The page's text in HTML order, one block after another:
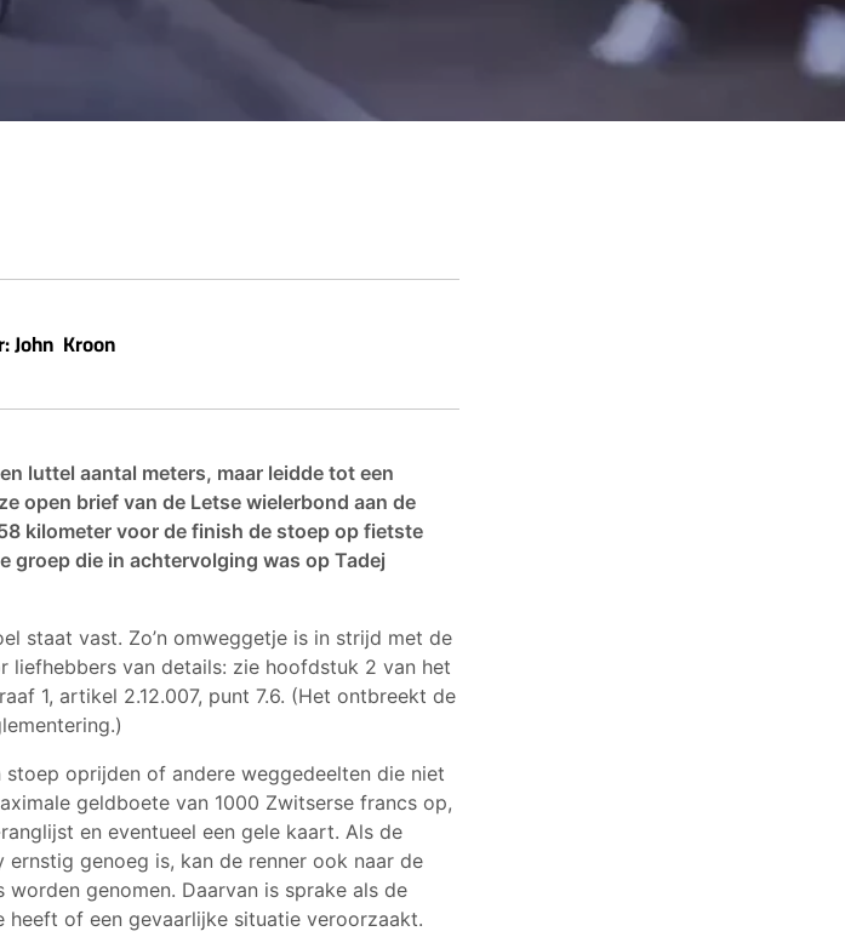
John Kroon
luttel aantal meters, maar leidde tot een
open brief van de Letse wielerbond aan de
kilometer voor de finish de stoep op fietste
groep die in achtervolging was op Tadej
staat vast. Zo’n omweggetje is in strijd met de
liefhebbers van details: zie hoofdstuk 2 van het
1, artikel 2.12.007, punt 7.6. (Het ontbreekt de
oprijden of andere weggedeelten die niet
geldboete van 1000 Zwitserse francs op,
en eventueel een gele kaart. Als de
genoeg is, kan de renner ook naar de
genomen. Daarvan is sprake als de
heeft of een gevaarlijke situatie veroorzaakt.